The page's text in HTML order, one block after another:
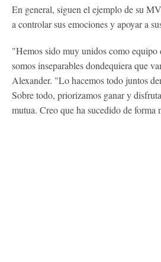
En general, siguen el ejemplo de su
a controlar sus emociones y apoyar a
"Hemos sido muy unidos como equipo
somos inseparables dondequiera que
Alexander. "Lo hacemos todo juntos
Sobre todo, priorizamos ganar y
mutua. Creo que ha sucedido de forma